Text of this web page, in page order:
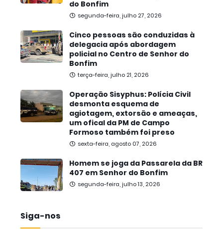
do Bonfim
segunda-feira, julho 27, 2026
Cinco pessoas são conduzidas à
delegacia após abordagem
policial no Centro de Senhor do
Bonfim
terça-feira, julho 21, 2026
Operação Sisyphus: Polícia Civil
desmonta esquema de
agiotagem, extorsão e ameaças,
um ofical da PM de Campo
Formoso também foi preso
sexta-feira, agosto 07, 2026
Homem se joga da Passarela da BR
407 em Senhor do Bonfim
segunda-feira, julho 13, 2026
Siga-nos